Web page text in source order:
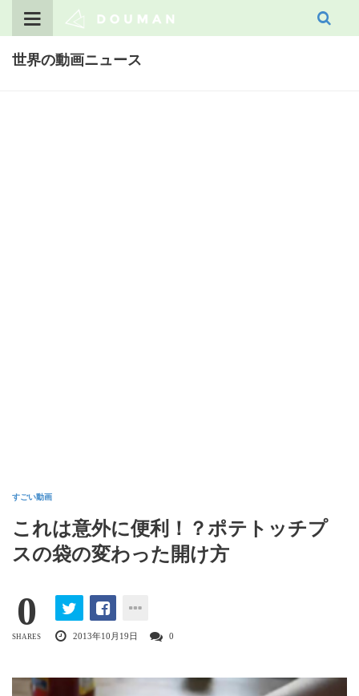
世界の動画ニュース
すごい動画
これは意外に便利！？ポテトッチプ
スの袋の変わった開け方
0
SHARES 2013年10月19日 0